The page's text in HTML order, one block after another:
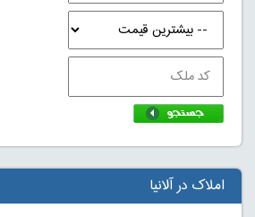
املاک در آلانیا